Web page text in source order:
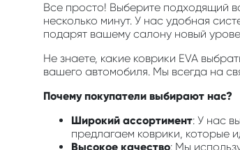
Все просто! Выберите подходящий
несколько минут. У нас удобная
подарят вашему салону новый
Не знаете, какие коврики EVA
вашего автомобиля. Мы всегда на
Почему покупатели выбирают нас?
Широкий ассортимент: У нас
предлагаем коврики, которые
Высокое качество: Мы